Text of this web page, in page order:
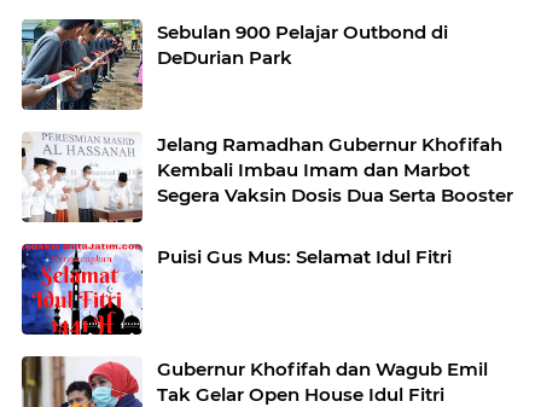
Sebulan 900 Pelajar Outbond di
DeDurian Park
Jelang Ramadhan Gubernur Khofifah
Kembali Imbau Imam dan Marbot
Segera Vaksin Dosis Dua Serta Booster
Puisi Gus Mus: Selamat Idul Fitri
Gubernur Khofifah dan Wagub Emil
Tak Gelar Open House Idul Fitri